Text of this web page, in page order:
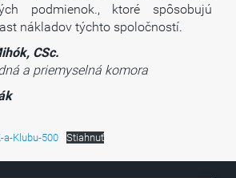
podmienok., ktoré spôsobujú
nákladov týchto spoločností.
CSc.
a priemyselná komora
a-Klubu-500 Stiahnuť